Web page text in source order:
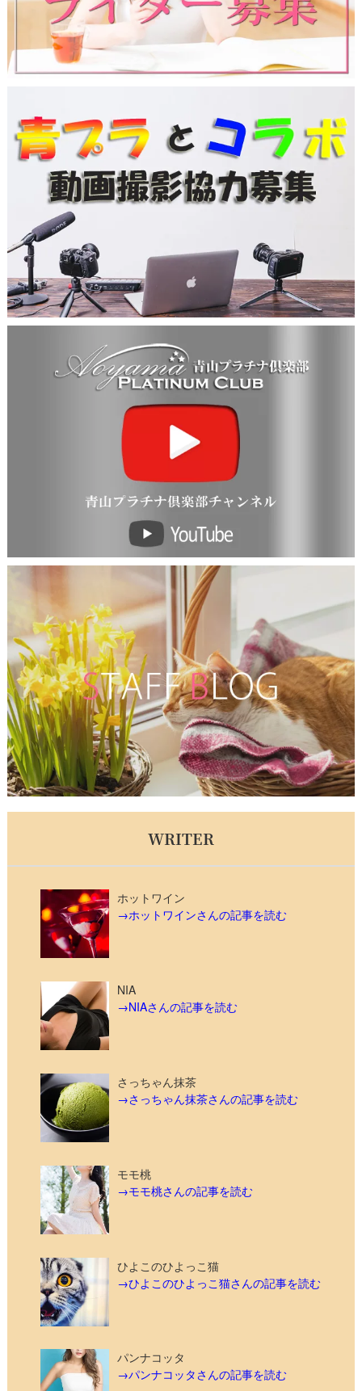
WRITER
ホットワイン
→ホットワインさんの記事を読む
NIA
→NIAさんの記事を読む
さっちゃん抹茶
→さっちゃん抹茶さんの記事を読む
モモ桃
→モモ桃さんの記事を読む
ひよこのひよっこ猫
→ひよこのひよっこ猫さんの記事を読む
パンナコッタ
→パンナコッタさんの記事を読む